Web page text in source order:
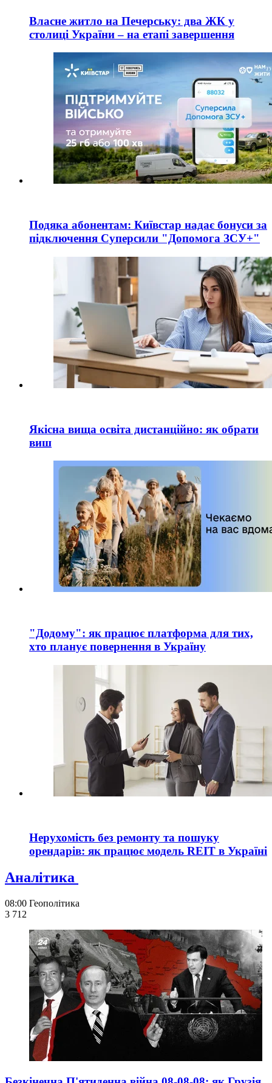
Власне житло на Печерську: два ЖК у
столиці України – на етапі завершення
Подяка абонентам: Київстар надає бонуси за
підключення Суперсили "Допомога ЗСУ+"
Якісна вища освіта дистанційно: як обрати
виш
"Додому": як працює платформа для тих,
хто планує повернення в Україну
Нерухомість без ремонту та пошуку
орендарів: як працює модель REIT в Україні
Аналітика
08:00 Геополітика
3 712